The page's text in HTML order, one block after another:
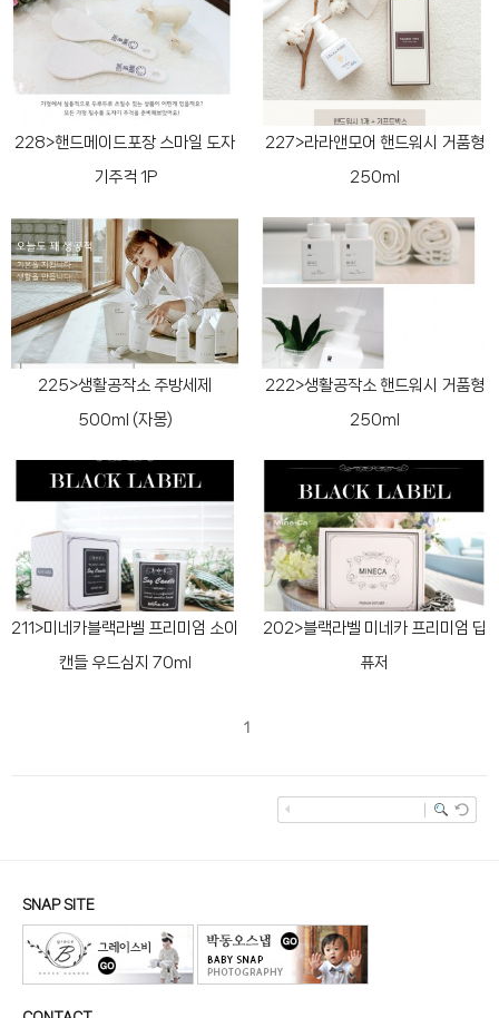
228>핸드메이드포장 스마일 도자
기주걱 1P
227>라라앤모어 핸드워시 거품형
250ml
225>생활공작소 주방세제
500ml (자몽)
222>생활공작소 핸드워시 거품형
250ml
211>미네카블랙라벨 프리미엄 소이
캔들 우드심지 70ml
202>블랙라벨 미네카 프리미엄 딥
퓨저
1
SNAP SITE